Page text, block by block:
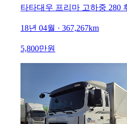
타타대우 프리마 고하중 280
18년 04월 · 367,267km
5,800만원